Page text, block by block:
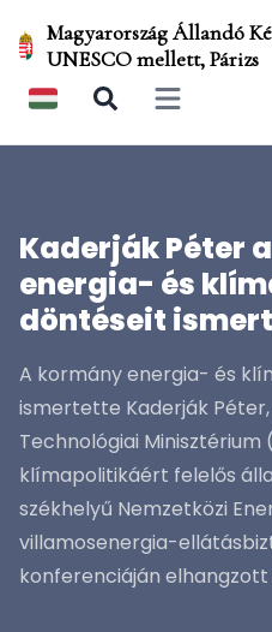
Magyarország Állandó
UNESCO mellett, Párizs
Open main
Kaderják Péter
energia- és
döntéseit
A kormány energia- és
ismertette Kaderják Péter,
Technológiai
klímapolitikáért felelős
székhelyű Nemzetközi
villamosenergia-
konferenciáján